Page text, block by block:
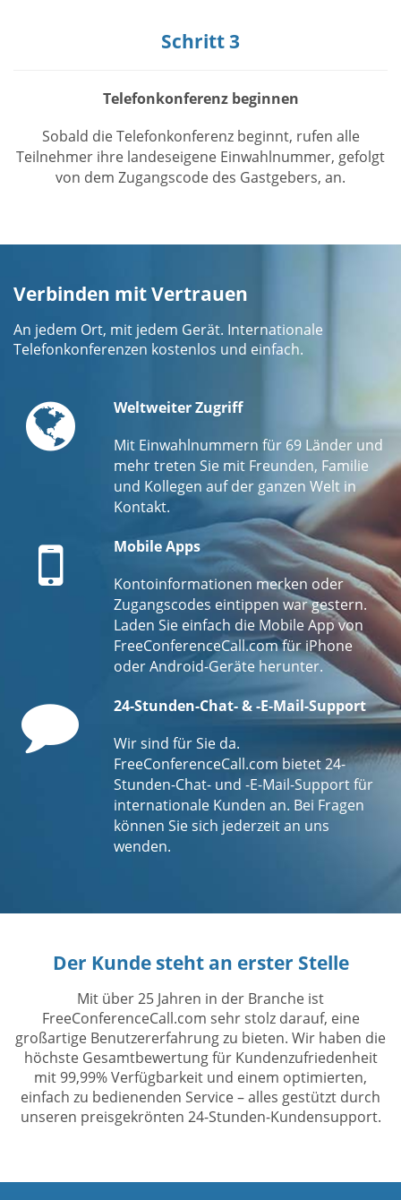
Schritt 3
Telefonkonferenz beginnen
Sobald die Telefonkonferenz beginnt, rufen alle
Teilnehmer ihre landeseigene Einwahlnummer, gefolgt
von dem Zugangscode des Gastgebers, an.
Verbinden mit Vertrauen
An jedem Ort, mit jedem Gerät. Internationale
Telefonkonferenzen kostenlos und einfach.
GlobeWeltweiter Zugriff
Mit Einwahlnummern für 69 Länder und
mehr treten Sie mit Freunden, Familie
und Kollegen auf der ganzen Welt in
Kontakt.
Mobile
Mobile Apps
Kontoinformationen merken oder
Zugangscodes eintippen war gestern.
Laden Sie einfach die Mobile App von
FreeConferenceCall.com für iPhone
oder Android-Geräte herunter.
Comment
24-Stunden-Chat- & -E-Mail-Support
Wir sind für Sie da.
FreeConferenceCall.com bietet 24-
Stunden-Chat- und -E-Mail-Support für
internationale Kunden an. Bei Fragen
können Sie sich jederzeit an uns
wenden.
Der Kunde steht an erster Stelle
Mit über 25 Jahren in der Branche ist
FreeConferenceCall.com sehr stolz darauf, eine
großartige Benutzererfahrung zu bieten. Wir haben die
höchste Gesamtbewertung für Kundenzufriedenheit
mit 99,99% Verfügbarkeit und einem optimierten,
einfach zu bedienenden Service – alles gestützt durch
unseren preisgekrönten 24-Stunden-Kundensupport.